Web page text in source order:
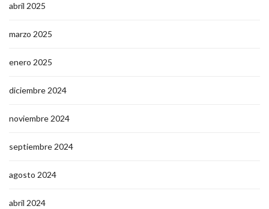
abril 2025
marzo 2025
enero 2025
diciembre 2024
noviembre 2024
septiembre 2024
agosto 2024
abril 2024